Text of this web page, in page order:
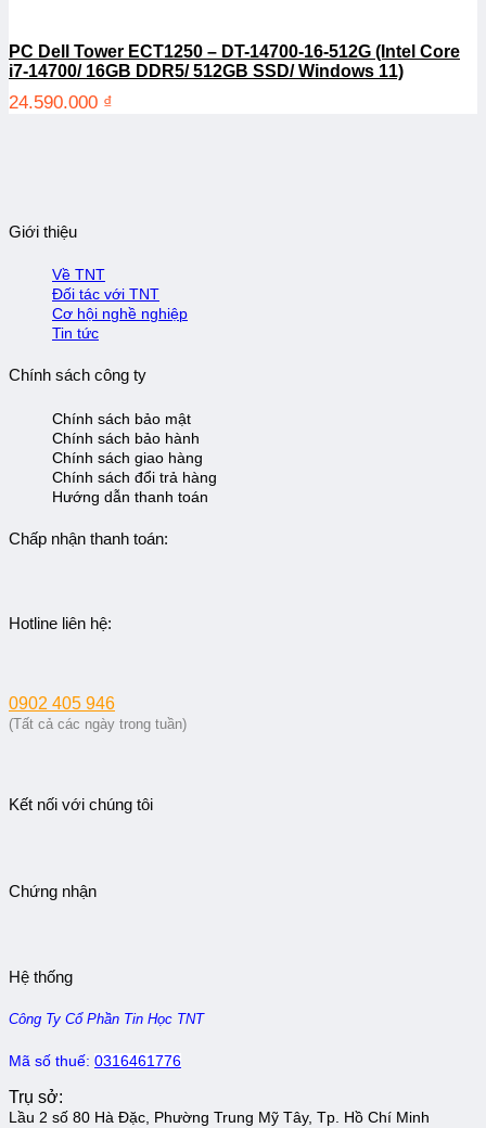
PC Dell Tower ECT1250 – DT-14700-16-512G (Intel Core
i7-14700/ 16GB DDR5/ 512GB SSD/ Windows 11)
24.590.000 ₫
Giới thiệu
Về TNT
Đối tác với TNT
Cơ hội nghề nghiệp
Tin tức
Chính sách công ty
Chính sách bảo mật
Chính sách bảo hành
Chính sách giao hàng
Chính sách đổi trả hàng
Hướng dẫn thanh toán
Chấp nhận thanh toán:
Hotline liên hệ:
0902 405 946
(Tất cả các ngày trong tuần)
Kết nối với chúng tôi
Chứng nhận
Hệ thống
Công Ty Cổ Phần Tin Học TNT
Mã số thuế: 0316461776
Trụ sở:
Lầu 2 số 80 Hà Đặc, Phường Trung Mỹ Tây, Tp. Hồ Chí Minh